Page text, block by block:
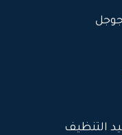
جوجل
التنظيف